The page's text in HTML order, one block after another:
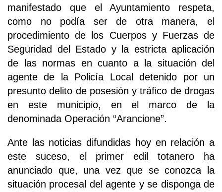
manifestado que el Ayuntamiento respeta,
como no podía ser de otra manera, el
procedimiento de los Cuerpos y Fuerzas de
Seguridad del Estado y la estricta aplicación
de las normas en cuanto a la situación del
agente de la Policía Local detenido por un
presunto delito de posesión y tráfico de drogas
en este municipio, en el marco de la
denominada Operación “Arancione”.
Ante las noticias difundidas hoy en relación a
este suceso, el primer edil totanero ha
anunciado que, una vez que se conozca la
situación procesal del agente y se disponga de